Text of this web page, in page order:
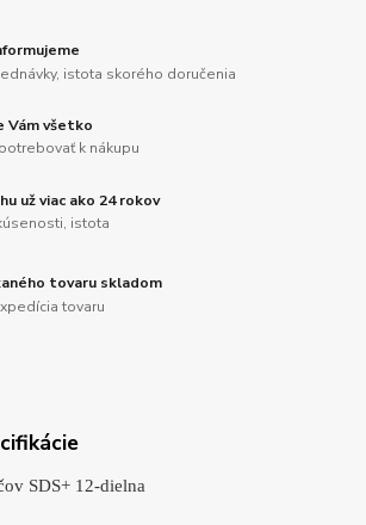
istota skorého doručenia
Vám všetko
k nákupu
už viac ako 24 rokov
istota
tovaru skladom
tovaru
SDS+ 12-dielna